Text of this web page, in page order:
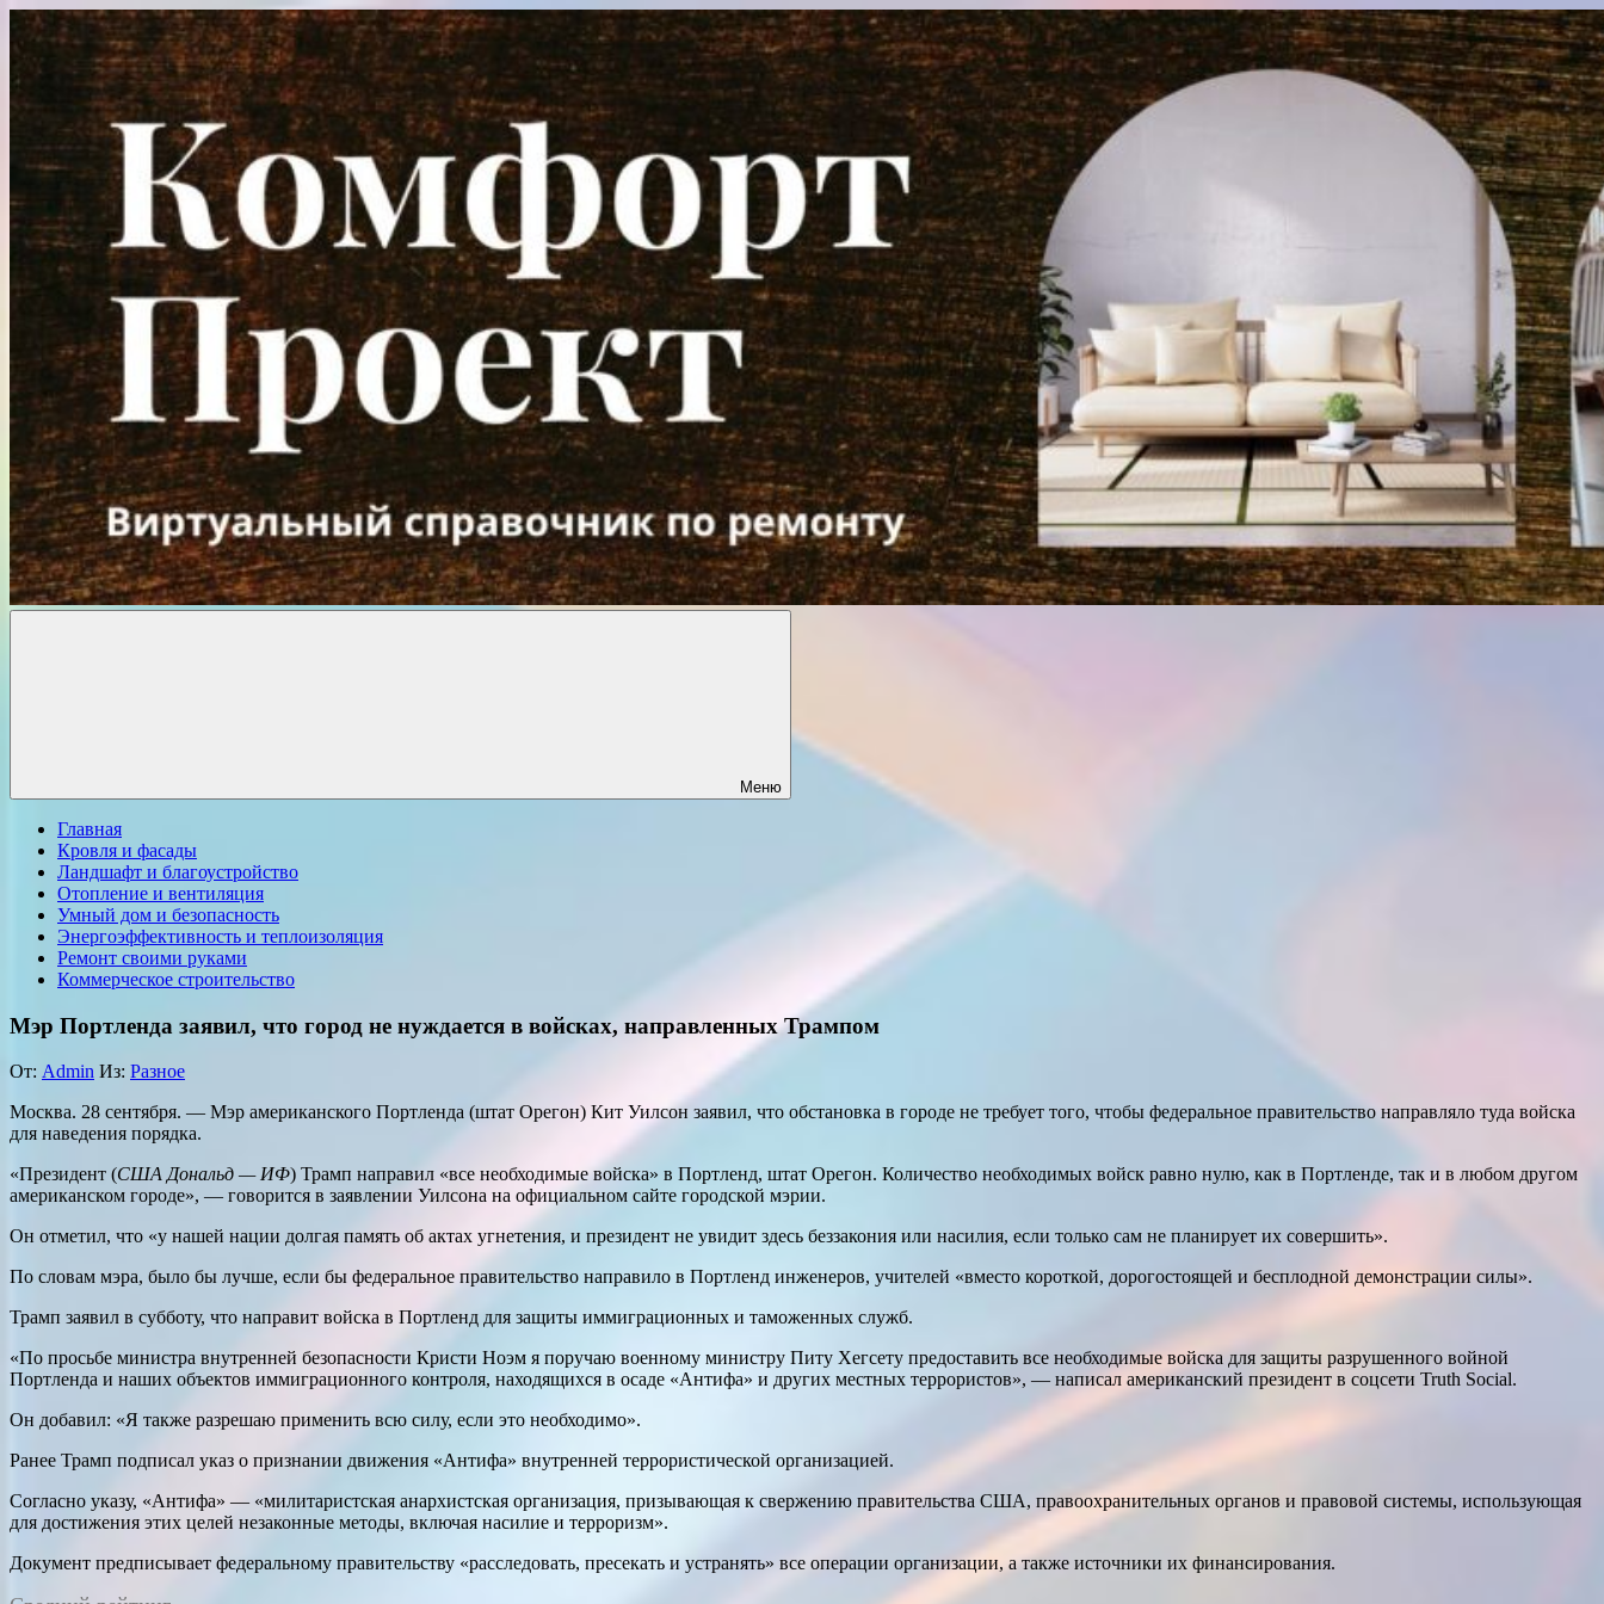
Перейти
содержимому
Меню
Главная
Кровля и фасады
Ландшафт и благоустройство
Отопление и вентиляция
Умный дом и безопасность
Энергоэффективность и теплоизоляция
Ремонт своими руками
Коммерческое строительство
Мэр Портленда заявил, что город не нуждается в войсках, направленных Трампом
От: Admin Из: Разное
Москва. 28 сентября. — Мэр американского Портленда (штат Орегон) Кит Уилсон заявил, что обстановка в городе не требует того, чтобы федеральное правительство направляло туда войска
для наведения порядка.
«Президент (США Дональд — ИФ) Трамп направил «все необходимые войска» в Портленд, штат Орегон. Количество необходимых войск равно нулю, как в Портленде, так и в любом другом
американском городе», — говорится в заявлении Уилсона на официальном сайте городской мэрии.
Он отметил, что «у нашей нации долгая память об актах угнетения, и президент не увидит здесь беззакония или насилия, если только сам не планирует их совершить».
По словам мэра, было бы лучше, если бы федеральное правительство направило в Портленд инженеров, учителей «вместо короткой, дорогостоящей и бесплодной демонстрации силы».
Трамп заявил в субботу, что направит войска в Портленд для защиты иммиграционных и таможенных служб.
«По просьбе министра внутренней безопасности Кристи Ноэм я поручаю военному министру Питу Хегсету предоставить все необходимые войска для защиты разрушенного войной
Портленда и наших объектов иммиграционного контроля, находящихся в осаде «Антифа» и других местных террористов», — написал американский президент в соцсети Truth Social.
Он добавил: «Я также разрешаю применить всю силу, если это необходимо».
Ранее Трамп подписал указ о признании движения «Антифа» внутренней террористической организацией.
Согласно указу, «Антифа» — «милитаристская анархистская организация, призывающая к свержению правительства США, правоохранительных органов и правовой системы, использующая
для достижения этих целей незаконные методы, включая насилие и терроризм».
Документ предписывает федеральному правительству «расследовать, пресекать и устранять» все операции организации, а также источники их финансирования.